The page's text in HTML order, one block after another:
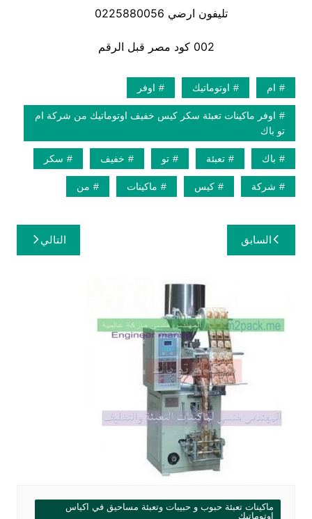
تليفون ارضي 0225880056
002 كود مصر قبل الرقم
ام اوتوماتيك اوفر
اوفر ماكينات تعبئة سكر كيس خفيف اوتوماتيك من شركة ام
تو باك
باك تعبئة تو خفيف سكر
شركة كيس ماكينات من
تصفّح
المقالات
السابق التالي
ماكينات تعبئة حبوب و حبيبات وتعبئة مساحيق في اكياس
اوتوماتيك